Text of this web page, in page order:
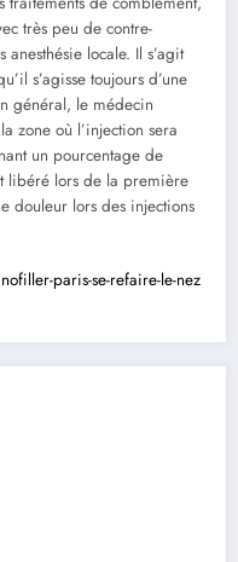
très peu de contre-
locale. Il s’agit
s’agisse toujours d’une
général, le médecin
zone où l’injection sera
un pourcentage de
libéré lors de la première
douleur lors des injections
paris-se-refaire-le-nez